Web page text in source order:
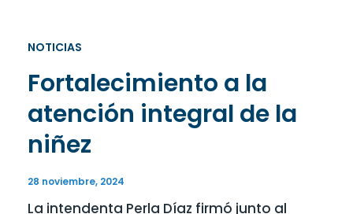
NOTICIAS
Fortalecimiento a la
atención integral de la
niñez
28 noviembre, 2024
La intendenta Perla Díaz firmó junto al